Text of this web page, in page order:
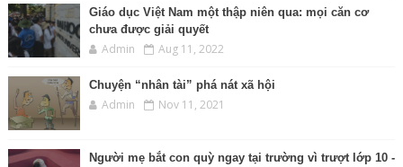
Giáo dục Việt Nam một thập niên qua: mọi căn cơ
chưa được giải quyết
Admin Aug 11, 2022
Chuyện “nhân tài” phá nát xã hội
Admin Nov 11, 2021
Người mẹ bắt con quỳ ngay tại trường vì trượt lớp 10 -